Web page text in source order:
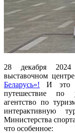
28 декабря
выставочном
Беларусь»! И это
путешествие по
агентство по
интерактивную
Министерства
что особенное: